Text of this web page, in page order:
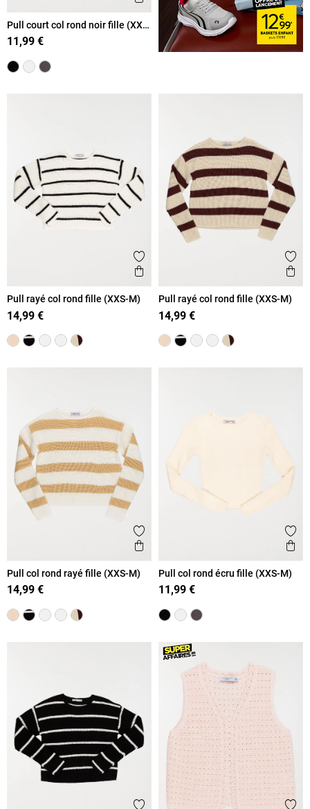
Pull court col rond noir fille (XXS-
M)
11,99 €
Ajouter aux favoris
Aperçu rapide
Pull rayé col rond fille (XXS-M)
14,99 €
Pull rayé col rond fille (XXS-M)
14,99 €
Ajouter aux favoris
Aperçu rapide
Pull col rond rayé fille (XXS-M)
14,99 €
Pull col rond écru fille (XXS-M)
11,99 €